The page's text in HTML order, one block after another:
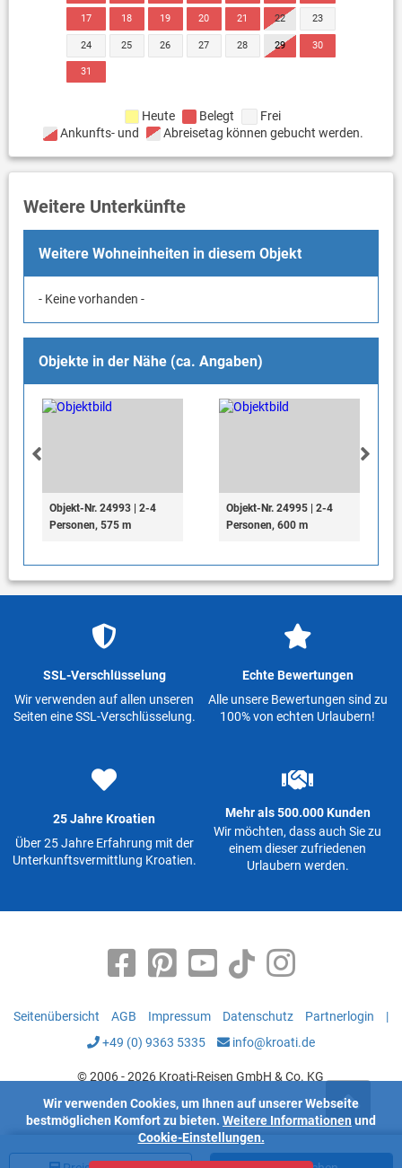
17 18 19 20 21 22 23
24 25 26 27 28 29 30
31
Heute Belegt
Frei
Ankunfts- und
Abreisetag können gebucht werden.
Weitere Unterkünfte
Weitere Wohneinheiten in diesem Objekt
- Keine vorhanden -
Objekte in der Nähe (ca. Angaben)
Objekt-Nr. 24993 | 2-4
Personen, 575 m
Objekt-Nr. 24995 | 2-4
Personen, 600 m
SSL-Verschlüsselung
Wir verwenden auf allen unseren
Seiten eine SSL-Verschlüsselung.
Echte Bewertungen
Alle unsere Bewertungen sind zu
100% von echten Urlaubern!
25 Jahre Kroatien
Über 25 Jahre Erfahrung mit der
Unterkunftsvermittlung Kroatien.
Mehr als 500.000 Kunden
Wir möchten, dass auch Sie zu
einem dieser zufriedenen
Urlaubern werden.
Seitenübersicht AGB Impressum Datenschutz Partnerlogin
|
+49 (0) 9363 5335
info@kroati.de
© 2006 - 2026 Kroati-Reisen GmbH & Co. KG
Wir verwenden Cookies, um Ihnen auf unserer Webseite
bestmöglichen Komfort zu bieten. Weitere Informationen und
Cookie-Einstellungen.